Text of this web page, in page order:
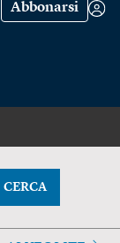
Abbonarsi
CERCA